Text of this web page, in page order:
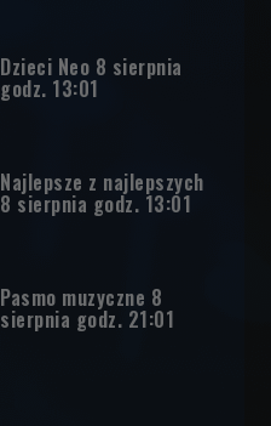
Dzieci Neo 8 sierpnia
godz. 13:01
Najlepsze z najlepszych
8 sierpnia godz. 13:01
Pasmo muzyczne 8
sierpnia godz. 21:01